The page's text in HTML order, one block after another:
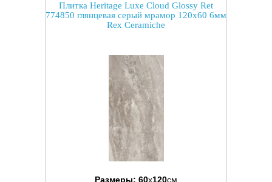
Плитка Heritage Luxe Cloud Glossy Ret
774850 глянцевая серый мрамор 120x60 6мм
Rex Ceramiche
Размеры: 60x120см